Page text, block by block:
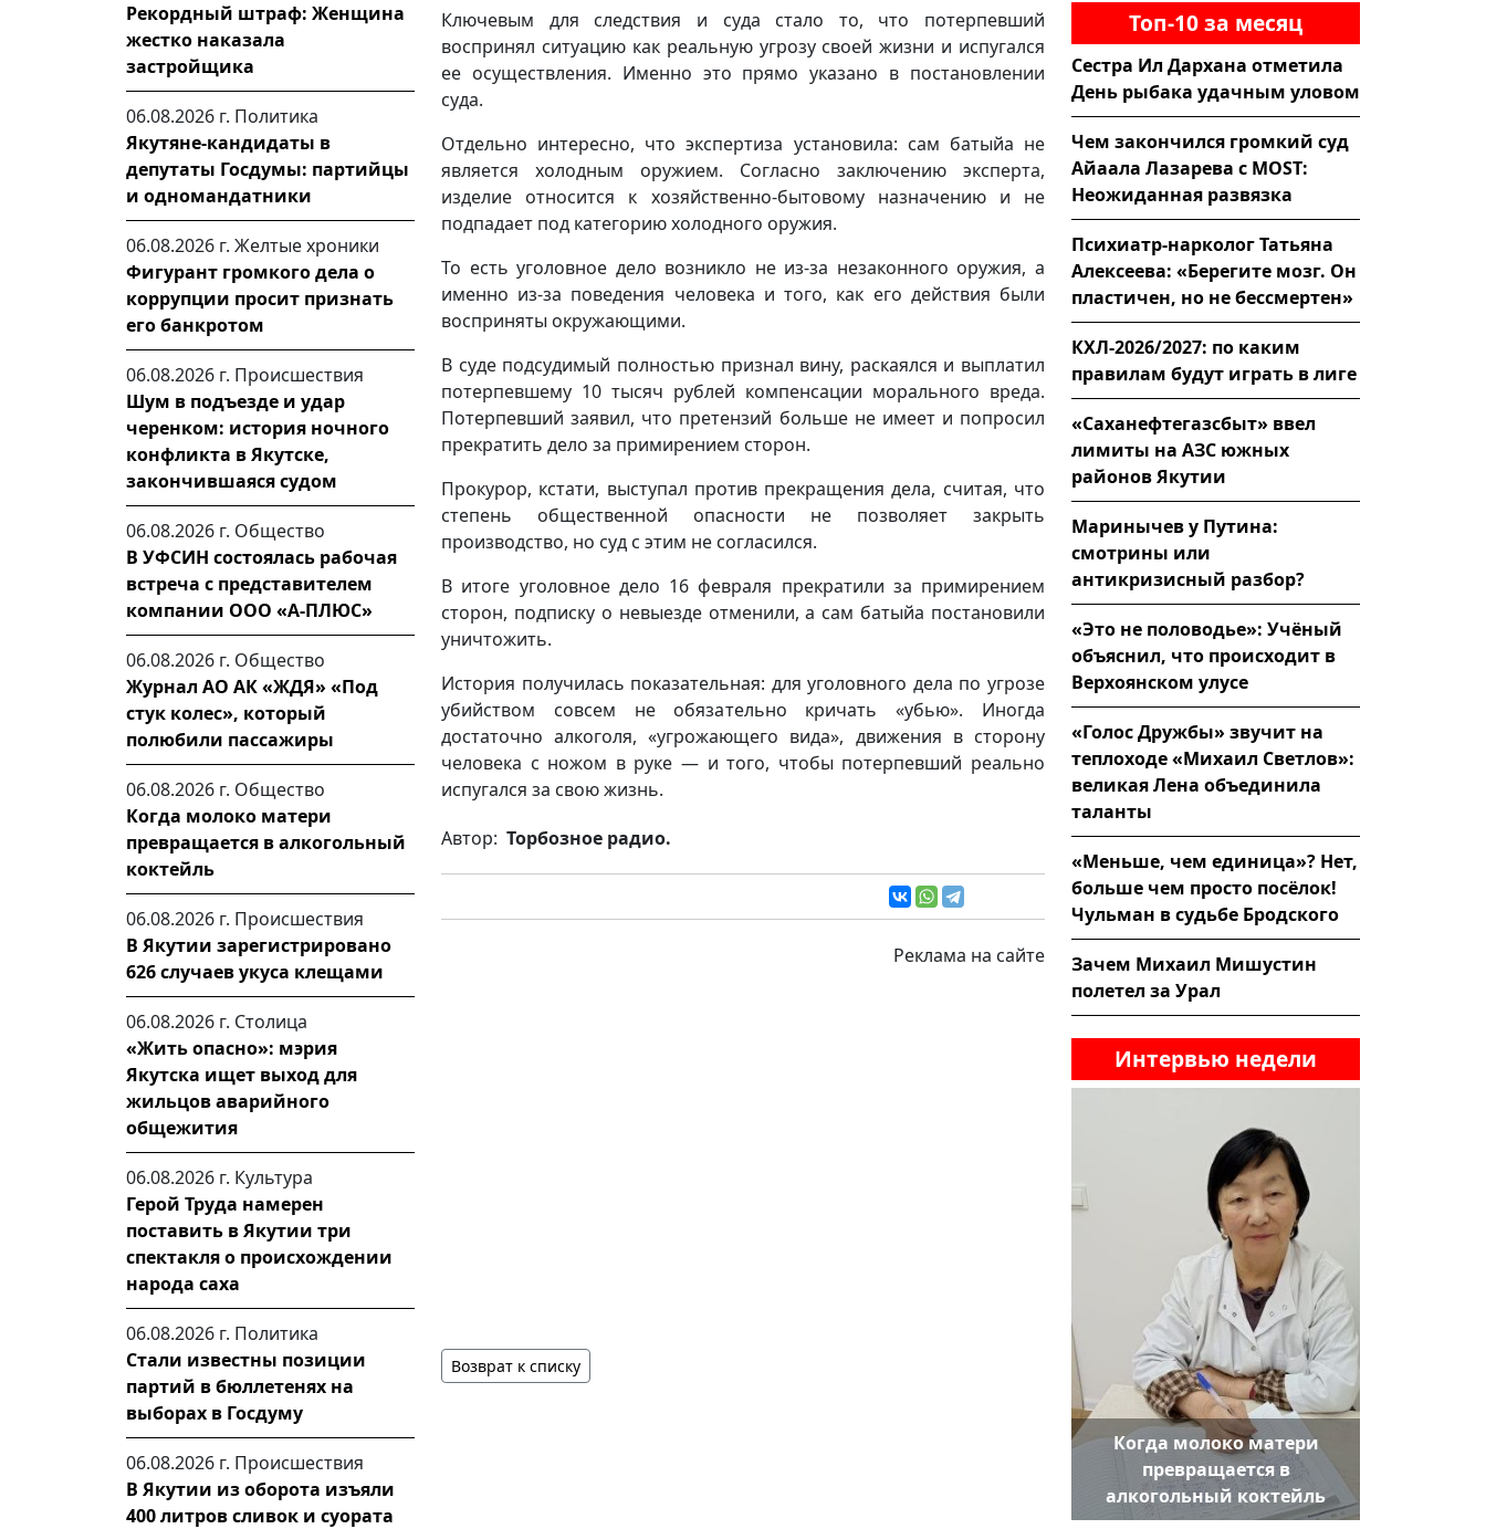
Рекордный штраф: Женщина
жестко наказала
застройщика
06.08.2026 г. Политика
Якутяне-кандидаты в
депутаты Госдумы: партийцы
и одномандатники
06.08.2026 г. Желтые хроники
Фигурант громкого дела о
коррупции просит признать
его банкротом
06.08.2026 г. Происшествия
Шум в подъезде и удар
черенком: история ночного
конфликта в Якутске,
закончившаяся судом
06.08.2026 г. Общество
В УФСИН состоялась рабочая
встреча с представителем
компании ООО «А-ПЛЮС»
06.08.2026 г. Общество
Журнал АО АК «ЖДЯ» «Под
стук колес», который
полюбили пассажиры
06.08.2026 г. Общество
Когда молоко матери
превращается в алкогольный
коктейль
06.08.2026 г. Происшествия
В Якутии зарегистрировано
626 случаев укуса клещами
06.08.2026 г. Столица
«Жить опасно»: мэрия
Якутска ищет выход для
жильцов аварийного
общежития
06.08.2026 г. Культура
Герой Труда намерен
поставить в Якутии три
спектакля о происхождении
народа саха
06.08.2026 г. Политика
Стали известны позиции
партий в бюллетенях на
выборах в Госдуму
06.08.2026 г. Происшествия
В Якутии из оборота изъяли
400 литров сливок и суората
Ключевым для следствия и суда стало то, что потерпевший
воспринял ситуацию как реальную угрозу своей жизни и испугался
ее осуществления. Именно это прямо указано в постановлении
суда.
Отдельно интересно, что экспертиза установила: сам батыйа не
является холодным оружием. Согласно заключению эксперта,
изделие относится к хозяйственно-бытовому назначению и не
подпадает под категорию холодного оружия.
То есть уголовное дело возникло не из-за незаконного оружия, а
именно из-за поведения человека и того, как его действия были
восприняты окружающими.
В суде подсудимый полностью признал вину, раскаялся и выплатил
потерпевшему 10 тысяч рублей компенсации морального вреда.
Потерпевший заявил, что претензий больше не имеет и попросил
прекратить дело за примирением сторон.
Прокурор, кстати, выступал против прекращения дела, считая, что
степень общественной опасности не позволяет закрыть
производство, но суд с этим не согласился.
В итоге уголовное дело 16 февраля прекратили за примирением
сторон, подписку о невыезде отменили, а сам батыйа постановили
уничтожить.
История получилась показательная: для уголовного дела по угрозе
убийством совсем не обязательно кричать «убью». Иногда
достаточно алкоголя, «угрожающего вида», движения в сторону
человека с ножом в руке — и того, чтобы потерпевший реально
испугался за свою жизнь.
Автор: Торбозное радио.
Реклама на сайте
Возврат к списку
Топ-10 за месяц
Сестра Ил Дархана отметила
День рыбака удачным уловом
Чем закончился громкий суд
Айаала Лазарева с MOST:
Неожиданная развязка
Психиатр-нарколог Татьяна
Алексеева: «Берегите мозг. Он
пластичен, но не бессмертен»
КХЛ-2026/2027: по каким
правилам будут играть в лиге
«Саханефтегазсбыт» ввел
лимиты на АЗС южных
районов Якутии
Маринычев у Путина:
смотрины или
антикризисный разбор?
«Это не половодье»: Учёный
объяснил, что происходит в
Верхоянском улусе
«Голос Дружбы» звучит на
теплоходе «Михаил Светлов»:
великая Лена объединила
таланты
«Меньше, чем единица»? Нет,
больше чем просто посёлок!
Чульман в судьбе Бродского
Зачем Михаил Мишустин
полетел за Урал
Интервью недели
Когда молоко матери
превращается в
алкогольный коктейль